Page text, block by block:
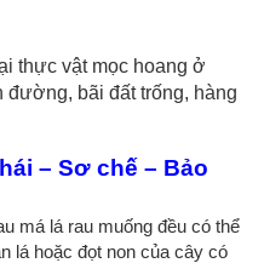
thực vật mọc hoang ở
đường, bãi đất trống, hàng
– Sơ chế – Bảo
má lá rau muống đều có thể
lá hoặc đọt non của cây có